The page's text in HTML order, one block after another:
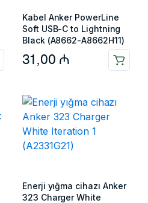
Kabel Anker PowerLine
Soft USB-C to Lightning
Black (A8662-A8662H11)
31,00 ₼
Enerji yığma cihazı Anker
323 Charger White